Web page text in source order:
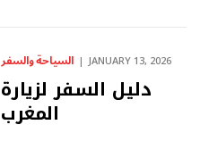
السياحة والسفر JANUARY 13, 2026
دليل السفر لزيارة
المغرب